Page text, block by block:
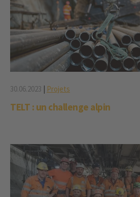
30.06.2023 | Projets
TELT : un challenge alpin